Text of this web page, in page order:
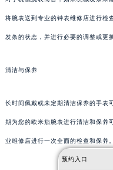
将腕表送到专业的钟表维修店进行检
发条的状态，并进行必要的调整或更
清洁与保养
长时间佩戴或未定期清洁保养的手表
期为您的欧米茄腕表进行清洁和保养
业维修店进行一次全面的检查和保养。
预约入口